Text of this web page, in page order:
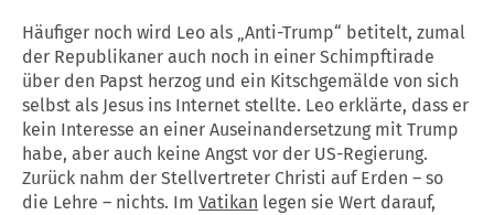
Häufiger noch wird Leo als „Anti-Trump“ betitelt, zumal
der Republikaner auch noch in einer Schimpftirade
über den Papst herzog und ein Kitschgemälde von sich
selbst als Jesus ins Internet stellte. Leo erklärte, dass er
kein Interesse an einer Auseinandersetzung mit Trump
habe, aber auch keine Angst vor der US-Regierung.
Zurück nahm der Stellvertreter Christi auf Erden – so
die Lehre – nichts. Im Vatikan legen sie Wert darauf,